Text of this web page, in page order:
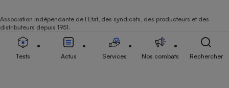
Association indépendante de l’État, des syndicats, des producteurs et des
distributeurs depuis 1951.
Tests Actus Services Nos combats Rechercher